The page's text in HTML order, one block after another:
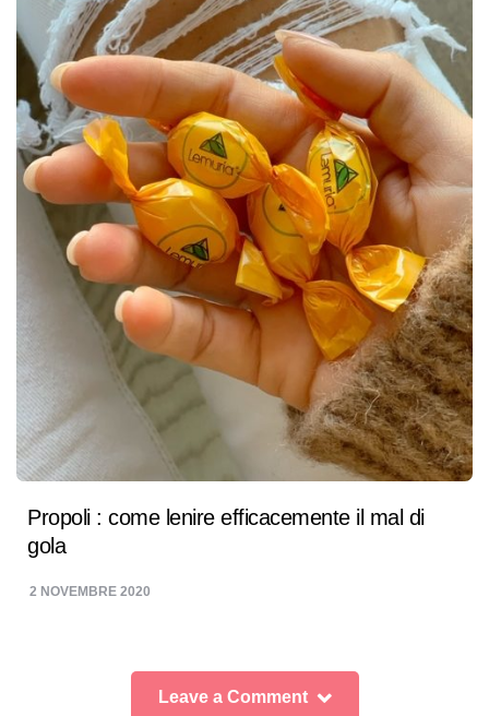
Propoli : come lenire efficacemente il mal di
gola
2 NOVEMBRE 2020
Leave a Comment